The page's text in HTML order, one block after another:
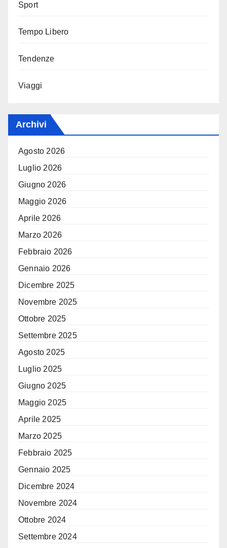
Sport
Tempo Libero
Tendenze
Viaggi
Archivi
Agosto 2026
Luglio 2026
Giugno 2026
Maggio 2026
Aprile 2026
Marzo 2026
Febbraio 2026
Gennaio 2026
Dicembre 2025
Novembre 2025
Ottobre 2025
Settembre 2025
Agosto 2025
Luglio 2025
Giugno 2025
Maggio 2025
Aprile 2025
Marzo 2025
Febbraio 2025
Gennaio 2025
Dicembre 2024
Novembre 2024
Ottobre 2024
Settembre 2024